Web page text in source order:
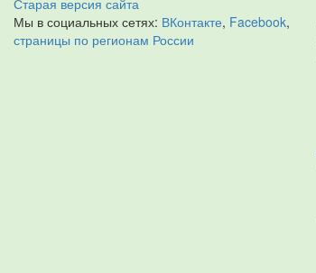
Старая версия сайта
Мы в социальных сетях: ВКонтакте, Facebook,
страницы по регионам России